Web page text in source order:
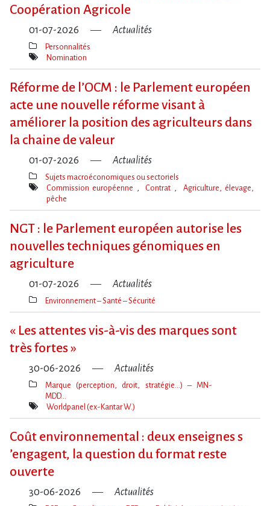
Coopération Agricole
01-07-2026 Actualités
Thèmes(s)
Personnalités
Mot(s)-
Nomination
Réforme de l​‌’OCM : le Parlement européen
acte une nouvelle réforme visant à
améliorer la position des agriculteurs dans
la chaine de valeur
01-07-2026 Actualités
Thèmes(s)
Sujets macroéconomiques ou sectoriels
Mot(s)-
Commission européenne Contrat
Agriculture, élevage,
pêche
NGT : le Parlement européen autorise les
nouvelles techniques génomiques en
agriculture
01-07-2026 Actualités
Thèmes(s)
Environnement – Santé – Sécurité
« Les attentes vis-à-vis des marques sont
très fortes »
30-06-2026 Actualités
Thèmes(s)
Marque (perception, droit, stratégie…) – MN-
MDD…
Mot(s)-
Worldpanel (ex-Kantar W.)
Coût environnemental : deux enseignes s​
‌’engagent, la question du format reste
ouverte
30-06-2026 Actualités